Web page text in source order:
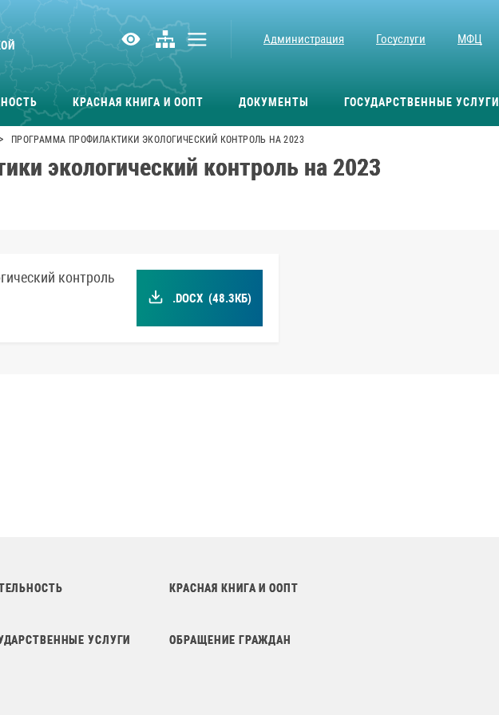
Администрация Госуслуги МФЦ
КРАСНАЯ КНИГА И ООПТ ДОКУМЕНТЫ ГОСУДАРСТВЕННЫЕ УСЛУГИ
> ПРОГРАММА ПРОФИЛАКТИКИ ЭКОЛОГИЧЕСКИЙ КОНТРОЛЬ НА 2023
экологический контроль на 2023
контроль
.DOCX (48.3КБ)
КРАСНАЯ КНИГА И ООПТ
УСЛУГИ ОБРАЩЕНИЕ ГРАЖДАН